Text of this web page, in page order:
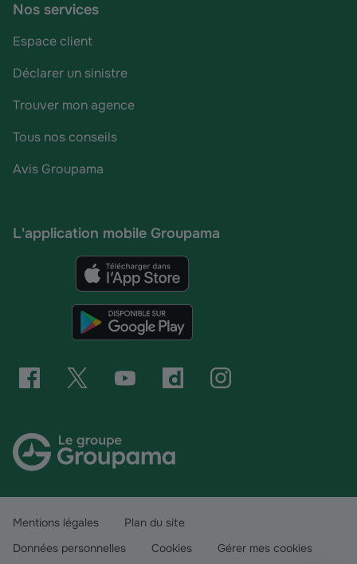
Nos services
Espace client
Déclarer un sinistre
Trouver mon agence
Tous nos conseils
Avis Groupama
L'application mobile Groupama
Mentions légales
Plan du site
Données personnelles
Cookies Gérer mes cookies